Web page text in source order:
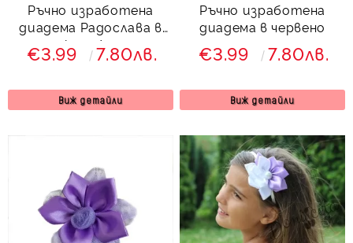
Ръчно изработена
диадема Радослава в
тюркоаз/мента
€3.99 7.80лв.
Виж детайли
Ръчно изработена
диадема в червено
€3.99 7.80лв.
Виж детайли